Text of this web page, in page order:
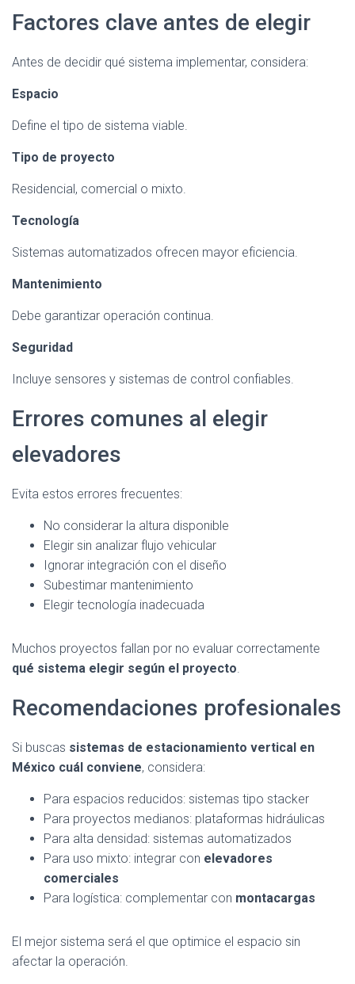
Factores clave antes de elegir
Antes de decidir qué sistema implementar, considera:
Espacio
Define el tipo de sistema viable.
Tipo de proyecto
Residencial, comercial o mixto.
Tecnología
Sistemas automatizados ofrecen mayor eficiencia.
Mantenimiento
Debe garantizar operación continua.
Seguridad
Incluye sensores y sistemas de control confiables.
Errores comunes al elegir
elevadores
Evita estos errores frecuentes:
No considerar la altura disponible
Elegir sin analizar flujo vehicular
Ignorar integración con el diseño
Subestimar mantenimiento
Elegir tecnología inadecuada
Muchos proyectos fallan por no evaluar correctamente
qué sistema elegir según el proyecto
Recomendaciones profesionales
Si buscas sistemas de estacionamiento vertical en
México cuál conviene, considera:
Para espacios reducidos: sistemas tipo stacker
Para proyectos medianos: plataformas hidráulicas
Para alta densidad: sistemas automatizados
Para uso mixto: integrar con elevadores
comerciales
Para logística: complementar con montacargas
El mejor sistema será el que optimice el espacio sin
afectar la operación.